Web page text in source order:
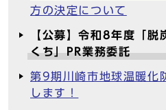
方の決定について
【公募】令和8年度「脱
くち」PR業務委託
第9期川崎市地球温暖化
します！